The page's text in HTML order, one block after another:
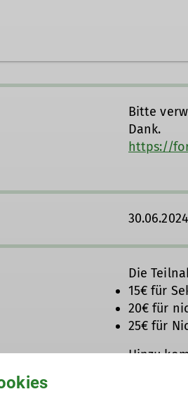
und bunt
Tourenbegleiter*innen
über leichte
unterwegs – denn
die den
Freude an der Bewegung,
mit - wir freuen uns auf dich.
Bitte
Dank.
https://
30.06.2024
Die
15€ für
20€ für
25€ für
Hinzu